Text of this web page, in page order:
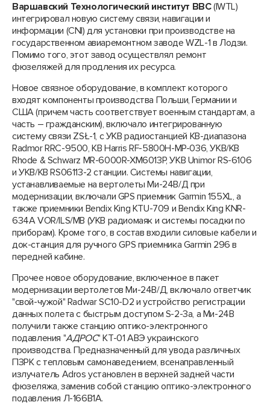
Варшавский Технологический институт ВВС(IWTL)
интегрировал новую систему связи, навигации и
информации (CNI) для установки при производстве на
государственном авиаремонтном заводе WZL-1 в Лодзи.
Помимо того, этот завод осуществлял ремонт
фюзеляжей для продления их ресурса.
Новое связное оборудование, в комплект которого
входят компоненты производства Польши, Германии и
США (причем часть соответствует военным стандартам, а
часть – гражданским), включало интегрированную
систему связи ZSŁ-1, с УКВ радиостанцией КВ-диапазона
Radmor RRC-9500, КВ Harris RF-5800H-MP-036, УКВ/КВ
Rhode & Schwarz MR-6000R-XM6013P, УКВ Unimor RS-6106
и УКВ/КВ RS06113-2 станции. Системы навигации,
устанавливаемые на вертолеты Ми-24В/Д при
модернизации, включали GPS приемник Garmin 155XL, а
также приемники Bendix King KTU-709 и Bendix King KNR-
634A VOR/ILS/MB (УКВ радиомаяк и системы посадки по
приборам). Кроме того, в состав входили силовые кабели и
док-станция для ручного GPS приемника Garmin 296 в
передней кабине.
Прочее новое оборудование, включенное в пакет
модернизации вертолетов Ми-24В/Д, включало ответчик
"свой-чужой" Radwar SC10-D2 и устройство регистрации
данных полета с быстрым доступом S-2-3a, а Ми-24В
получили также станцию оптико-электронного
подавления "АДРОС" КТ-01 АВЭ украинского
производства. Предназначенный для увода различных
ПЗРК с тепловым самонаведением, всенаправленный
излучатель Adros установлен в верхней задней части
фюзеляжа, заменив собой станцию оптико-электронного
подавления Л-166B1A.